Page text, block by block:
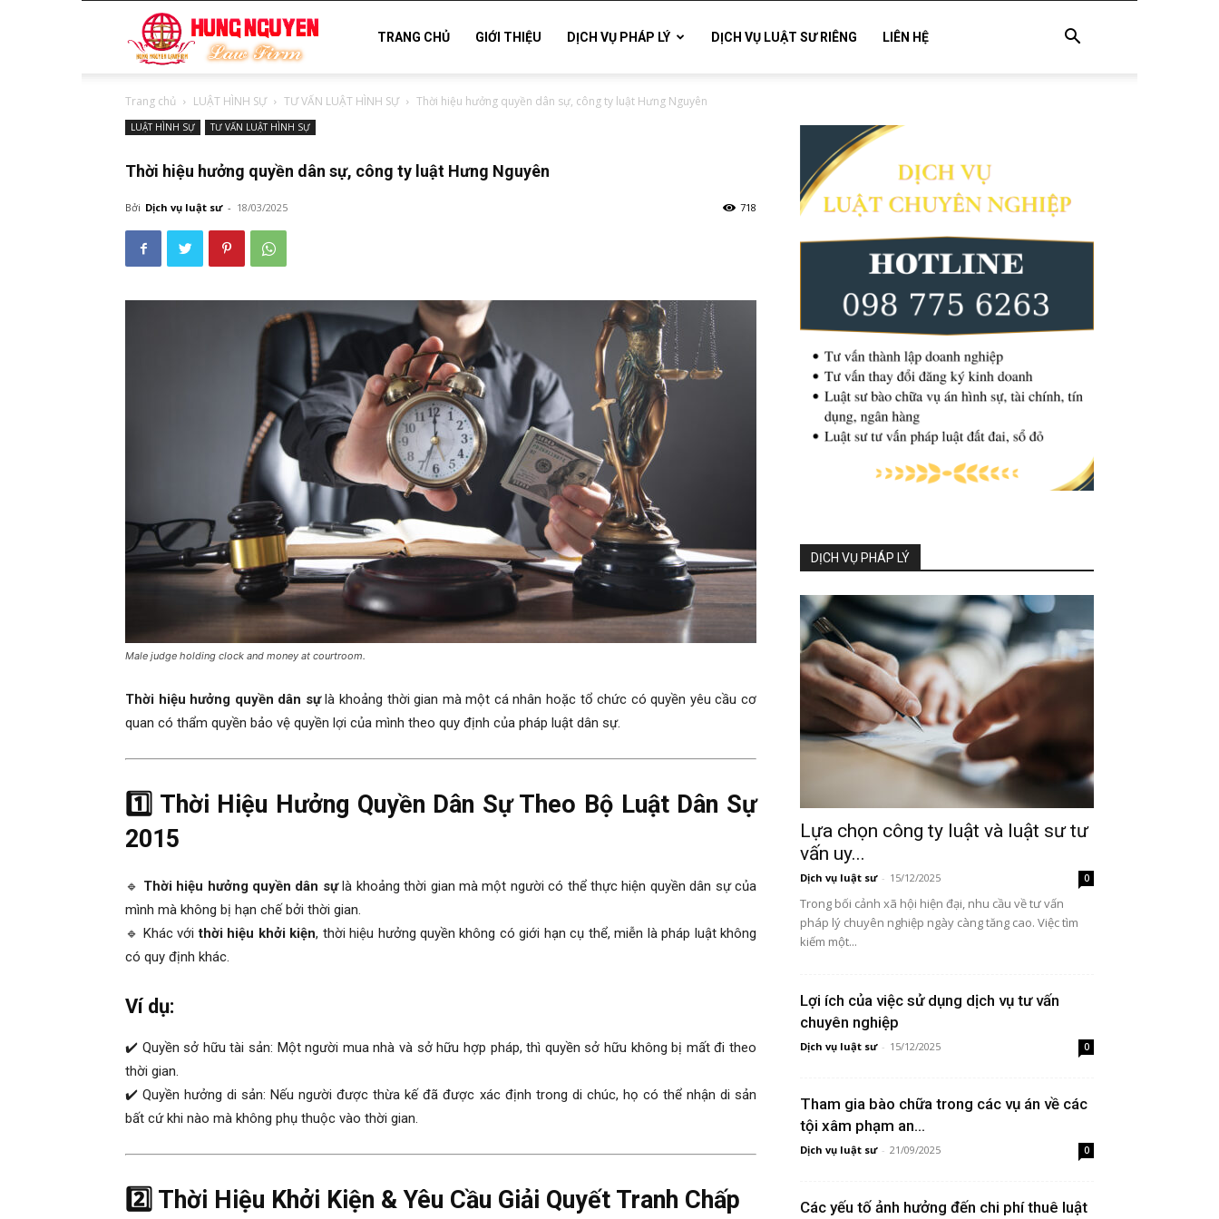
sư
uy
TRANG CHỦ GIỚI THIỆU DỊCH VỤ PHÁP LÝ DỊCH VỤ LUẬT SƯ RIÊNG LIÊN HỆ
Trang chủ LUẬT HÌNH SỰ TƯ VẤN LUẬT HÌNH SỰ Thời hiệu hưởng quyền dân sự, công ty luật Hưng Nguyên
LUẬT HÌNH SỰ TƯ VẤN LUẬT HÌNH SỰ
Thời hiệu hưởng quyền dân sự, công ty luật Hưng Nguyên
Bởi Dịch vụ luật sư - 18/03/2025 718
Male judge holding clock and money at courtroom.
Thời hiệu hưởng quyền dân sựlà khoảng thời gian mà một cá nhân hoặc tổ chức có quyền yêu cầu cơ
quan có thẩm quyền bảo vệ quyền lợi của mình theo quy định của pháp luật dân sự.
1️⃣ Thời Hiệu Hưởng Quyền Dân Sự Theo Bộ Luật Dân Sự
2015
🔹 Thời hiệu hưởng quyền dân sựlà khoảng thời gian mà một người có thể thực hiện quyền dân sự của
mình mà không bị hạn chế bởi thời gian.
🔹 Khác vớithời hiệu khởi kiện, thời hiệu hưởng quyền không có giới hạn cụ thể, miễn là pháp luật không
có quy định khác.
Ví dụ:
✔️ Quyền sở hữu tài sản: Một người mua nhà và sở hữu hợp pháp, thì quyền sở hữu không bị mất đi theo
thời gian.
✔️ Quyền hưởng di sản: Nếu người được thừa kế đã được xác định trong di chúc, họ có thể nhận di sản
bất cứ khi nào mà không phụ thuộc vào thời gian.
2️⃣ Thời Hiệu Khởi Kiện & Yêu Cầu Giải Quyết Tranh Chấp
DỊCH VỤ PHÁP LÝ
Lựa chọn công ty luật và luật sư tư
vấn uy...
Dịch vụ luật sư - 15/12/2025 0
Trong bối cảnh xã hội hiện đại, nhu cầu về tư vấn
pháp lý chuyên nghiệp ngày càng tăng cao. Việc tìm
kiếm một...
Lợi ích của việc sử dụng dịch vụ tư vấn
chuyên nghiệp
Dịch vụ luật sư - 15/12/2025 0
Tham gia bào chữa trong các vụ án về các
tội xâm phạm an...
Dịch vụ luật sư - 21/09/2025 0
Các yếu tố ảnh hưởng đến chi phí thuê luật